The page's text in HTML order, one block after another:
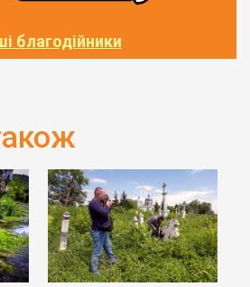
благодійники